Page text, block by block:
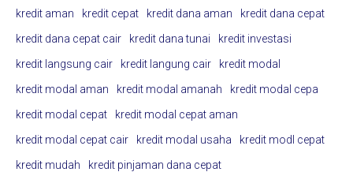
kredit aman
kredit cepat kredit dana aman
kredit dana cepat
kredit dana cepat cair
kredit dana tunai
kredit investasi
kredit langsung cair
kredit langung cair
kredit modal
kredit modal aman
kredit modal amanah
kredit modal cepa
kredit modal cepat
kredit modal cepat aman
kredit modal cepat cair
kredit modal usaha
kredit modl cepat
kredit mudah
kredit pinjaman dana cepat